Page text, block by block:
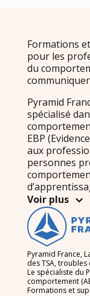
Formations
pour les
du
Pyramid
spécialisé
EBP
aux
personnes
Voir plus
Pyramid France,
des TSA,
Le spécialiste du
comportement
Formations et